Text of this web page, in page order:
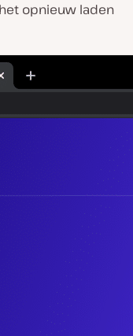
opnieuw laden